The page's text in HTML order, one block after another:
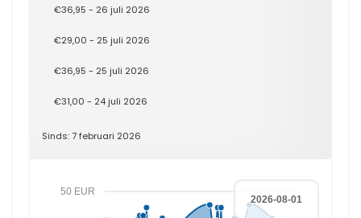
€36,95 - 26 juli 2026
€29,00 - 25 juli 2026
€36,95 - 25 juli 2026
€31,00 - 24 juli 2026
Sinds: 7 februari 2026
50 EUR
2026-08-01